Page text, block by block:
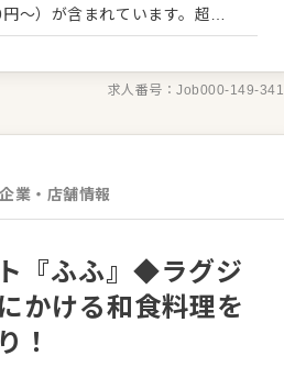
る環境です。 ゆくゆくはステ
～）が含まれています。超過
求人番号：Job000-149-341
企業・店舗情報
『ふふ』◆ラグジ
かける和食料理を
！